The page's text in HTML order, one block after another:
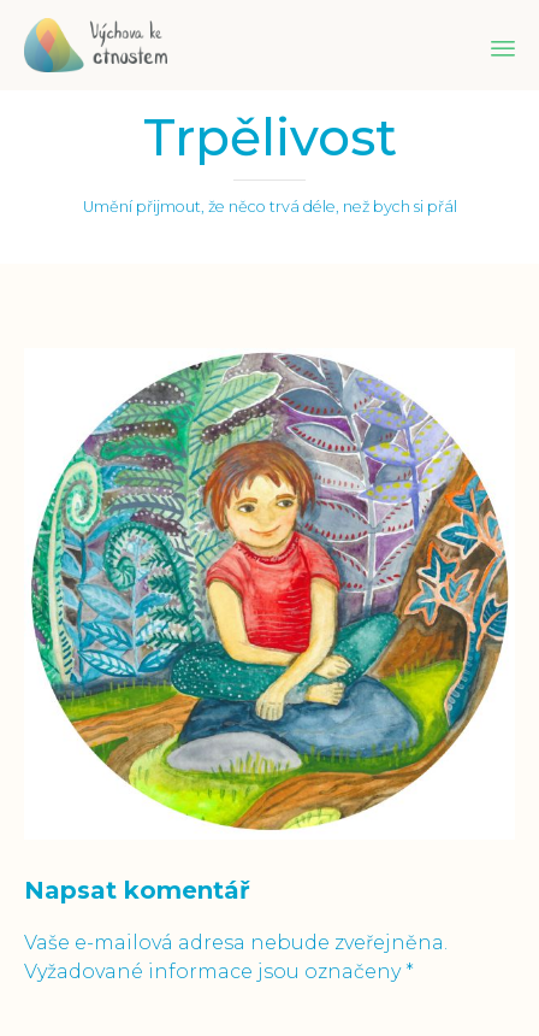
Trpělivost
Umění přijmout, že něco trvá déle, než bych si přál
Napsat komentář
Vaše e-mailová adresa nebude zveřejněna.
Vyžadované informace jsou označeny *